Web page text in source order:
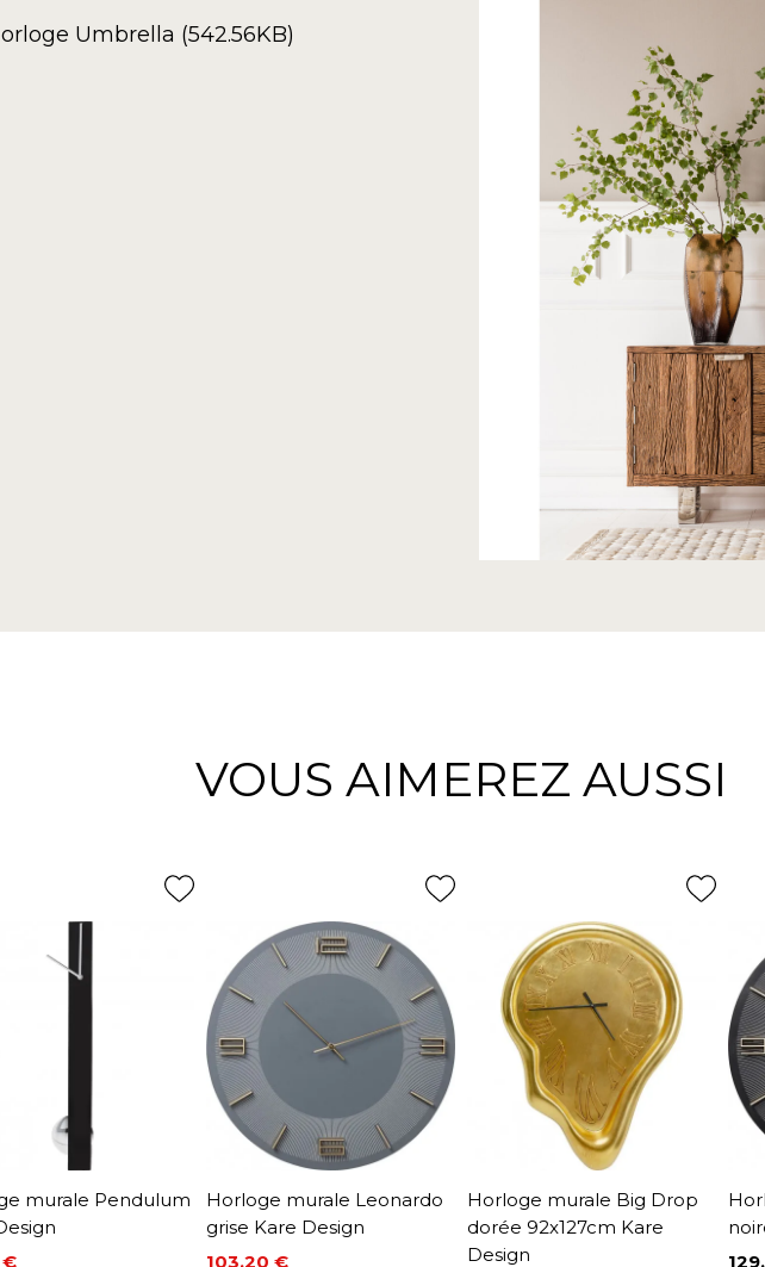
Umbrella (542.56KB)
VOUS AIMEREZ AUSSI
murale Pendulum
€
Horloge murale Leonardo
grise Kare Design
103,20 €
Horloge murale Big Drop
dorée 92x127cm Kare
Design